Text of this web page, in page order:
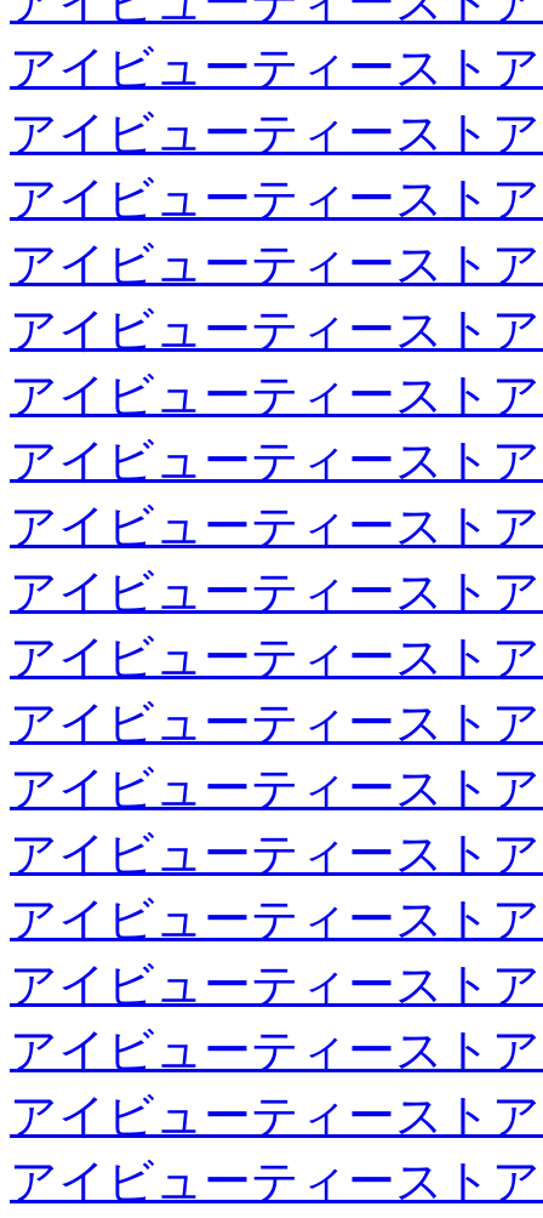
アイビューティースト
アイビューティースト
アイビューティースト
アイビューティースト
アイビューティースト
アイビューティースト
アイビューティースト
アイビューティースト
アイビューティースト
アイビューティースト
アイビューティースト
アイビューティースト
アイビューティースト
アイビューティースト
アイビューティースト
アイビューティースト
アイビューティースト
アイビューティースト